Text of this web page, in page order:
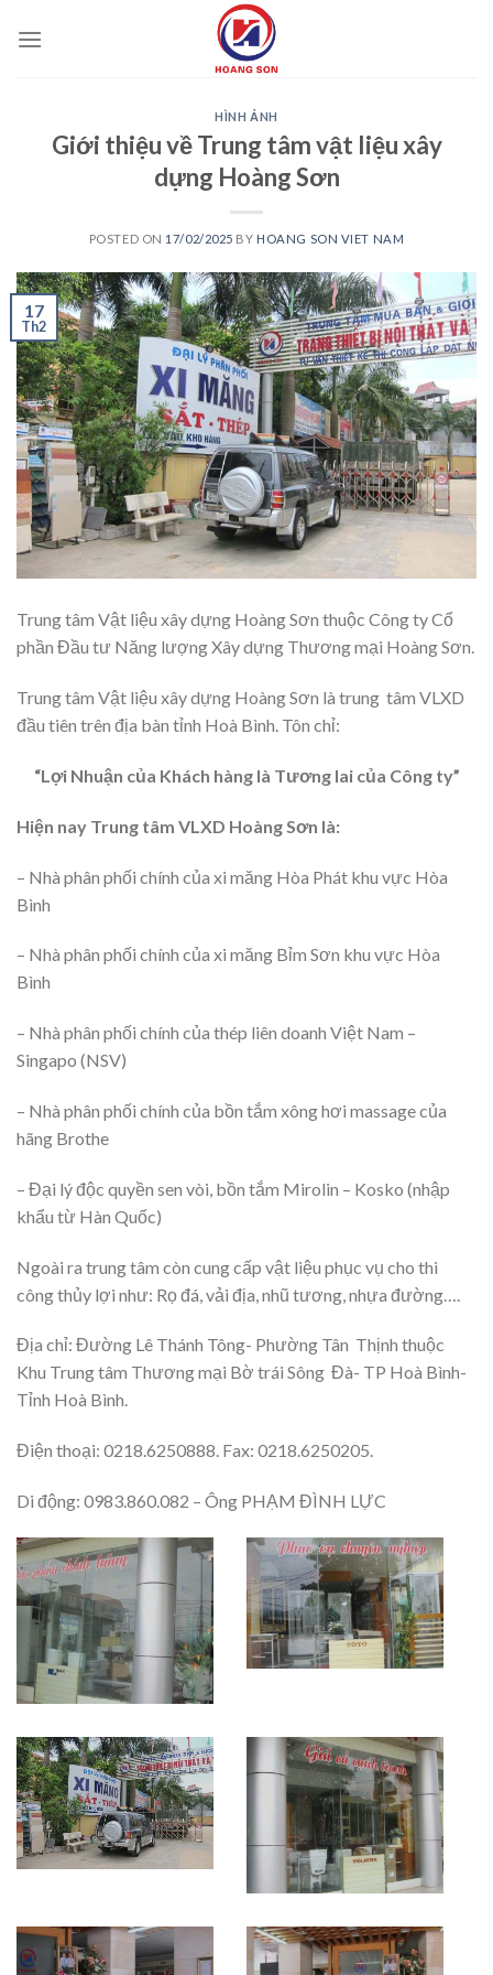
HÌNH ẢNH
Giới thiệu về Trung tâm vật liệu xây
dựng Hoàng Sơn
POSTED ON 17/02/2025 BY HOANG SON VIET NAM
17
Th2
Trung tâm Vật liệu xây dựng Hoàng Sơn thuộc Công ty Cổ
phần Đầu tư Năng lượng Xây dựng Thương mại Hoàng Sơn.
Trung tâm Vật liệu xây dựng Hoàng Sơn là trung tâm VLXD
đầu tiên trên địa bàn tỉnh Hoà Bình. Tôn chỉ:
“Lợi Nhuận của Khách hàng là Tương lai của Công ty”
Hiện nay Trung tâm VLXD Hoàng Sơn là:
– Nhà phân phối chính của xi măng Hòa Phát khu vực Hòa
Bình
– Nhà phân phối chính của xi măng Bỉm Sơn khu vực Hòa
Bình
– Nhà phân phối chính của thép liên doanh Việt Nam –
Singapo (NSV)
– Nhà phân phối chính của bồn tắm xông hơi massage của
hãng Brothe
– Đại lý độc quyền sen vòi, bồn tắm Mirolin – Kosko (nhập
khẩu từ Hàn Quốc)
Ngoài ra trung tâm còn cung cấp vật liệu phục vụ cho thi
công thủy lợi như: Rọ đá, vải địa, nhũ tương, nhựa đường….
Địa chỉ: Đường Lê Thánh Tông- Phường Tân Thịnh thuộc
Khu Trung tâm Thương mại Bờ trái Sông Đà- TP Hoà Bình-
Tỉnh Hoà Bình.
Điện thoại: 0218.6250888. Fax: 0218.6250205.
Di động: 0983.860.082 – Ông PHẠM ĐÌNH LỰC